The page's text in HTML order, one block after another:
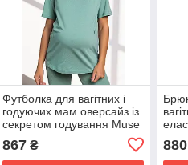
Футболка для вагітних і
годуючих мам оверсайз із
секретом годування Muse
867₴ 880